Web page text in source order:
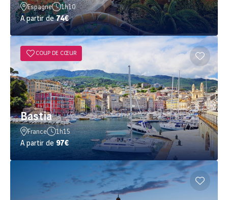
Espagne 1h10
A partir de74€
COUP DE CŒUR
Bastia
France 1h15
A partir de97€